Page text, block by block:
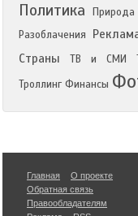
Политика Природа
Разоблачения
Страны
ТВ и СМИ
Троллинг Финансы
Главная
О проекте
Обратная связь
Правообладателям